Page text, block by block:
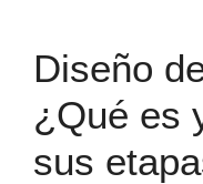
Diseño
¿Qué es
sus